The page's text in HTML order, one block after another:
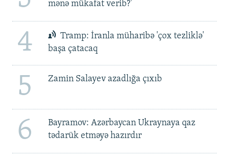
mənə mükafat verib?'
4
Tramp: İranla müharibə 'çox tezliklə'
başa çatacaq
5 Zamin Salayev azadlığa çıxıb
6
Bayramov: Azərbaycan Ukraynaya qaz
tədarük etməyə hazırdır